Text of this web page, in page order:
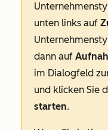
unten links auf
dann auf
im Dialogfeld
und klicken Sie
starten.